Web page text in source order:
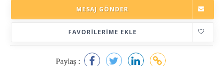
MESAJ GÖNDER
FAVORILERIME EKLE
Paylaş :